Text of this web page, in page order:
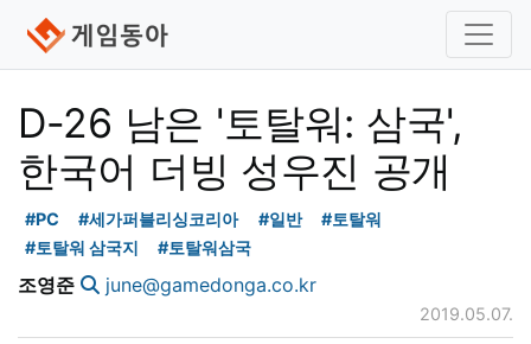
D-26 남은 '토탈워: 삼국',
한국어 더빙 성우진 공개
#PC #세가퍼블리싱코리아 #일반
#토탈워
#토탈워 삼국지
#토탈워삼국
조영준 june@gamedonga.co.kr
2019.05.07.